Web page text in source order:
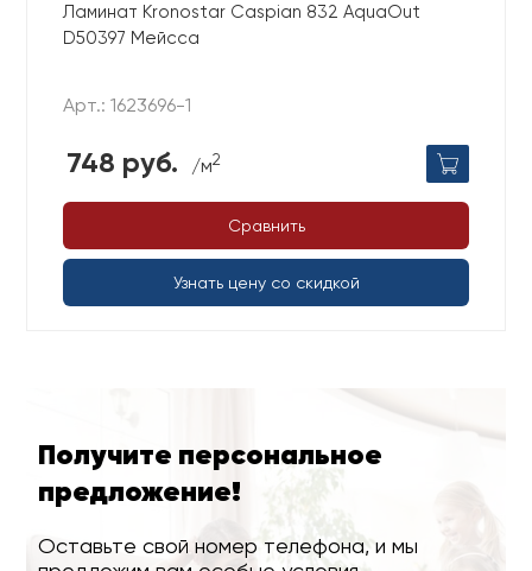
Ламинат Kronostar Caspian 832 AquaOut
D50397 Мейсса
Арт.: 1623696-1
748 руб. /м2
Сравнить
Узнать цену со скидкой
Получите персональное
предложение!
Оставьте свой номер телефона, и мы